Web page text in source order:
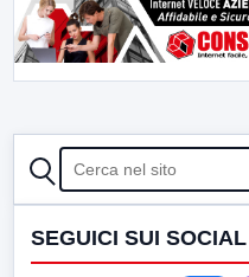
CERCA
SEGUICI SUI SOCIAL